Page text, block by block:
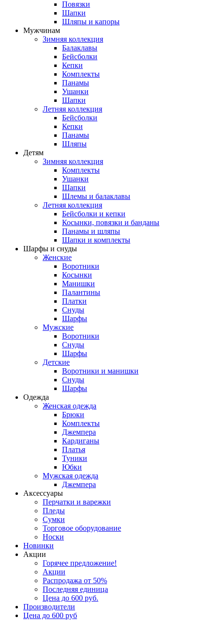
Повязки
Шапки
Шляпы и капоры
Мужчинам
Зимняя коллекция
Балаклавы
Бейсболки
Кепки
Комплекты
Панамы
Ушанки
Шапки
Летняя коллекция
Бейсболки
Кепки
Панамы
Шляпы
Детям
Зимняя коллекция
Комплекты
Ушанки
Шапки
Шлемы и балаклавы
Летняя коллекция
Бейсболки и кепки
Косынки, повязки и банданы
Панамы и шляпы
Шапки и комплекты
Шарфы и снуды
Женские
Воротники
Косынки
Манишки
Палантины
Платки
Снуды
Шарфы
Мужские
Воротники
Снуды
Шарфы
Детские
Воротники и манишки
Снуды
Шарфы
Одежда
Женская одежда
Брюки
Комплекты
Джемпера
Кардиганы
Платья
Туники
Юбки
Мужская одежда
Джемпера
Аксессуары
Перчатки и варежки
Пледы
Сумки
Торговое оборудование
Носки
Новинки
Акции
Горячее предложение!
Акции
Распродажа от 50%
Последняя единица
Цена до 600 руб.
Производители
Цена до 600 руб